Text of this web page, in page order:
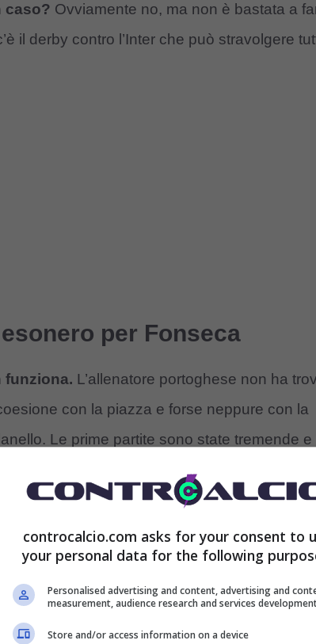
caso? Ovviamente no, ma non è bastata a
il derby contro l’Inter che può stravolgere
per Fonseca
funziona. L’allenatore portoghese non ha
con la piazza e forse neppure con la
Le prime partite sono state tremende e
bastare per salvarlo ancora per molto tempo.
mette in mostra tutti i limiti della squadra e
per il futuro di Paulo Fonseca:dopo pochi
controcalcio.com asks for your consent to
your personal data for the following
Personalised advertising and content, advertising and
measurement, audience research and services
Store and/or access information on a device